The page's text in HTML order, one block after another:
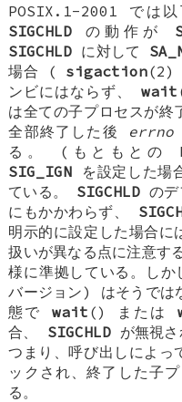
POSIX.1-2001 では以
SIGCHLD の動作が
SIGCHLD に対して
場合 ( sigaction(2)
ンビにはならず、wait
は全ての子プロセスが終
全部終了した後 errno
る。 (もともとの
SIG_IGN を設定した場
ている。 SIGCHLD のデ
にもかかわらず、
明示的に設定した場合に
扱いが異なる点に注意
様に準拠している。し
バージョン) はそうでは
態でwait () または
合、 SIGCHLDが無視さ
つまり、呼び出しによっ
ックされ、終了した子
る。